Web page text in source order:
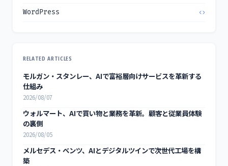
WordPress
RELATED ARTICLES
モルガン・スタンレー、AIで富裕層向けサービスを革新する
仕組み
2026/08/07
ウォルマート、AIで買い物と業務を革新。顧客と従業員体験
の裏側
2026/08/05
メルセデス・ベンツ、AIとデジタルツインで次世代工場を構
築